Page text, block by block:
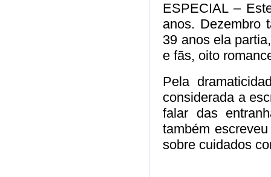
ESPECIAL –
anos. Dezembro
39 anos ela
e fãs, oito
Pela
considerada a
falar das
também
sobre cuidados